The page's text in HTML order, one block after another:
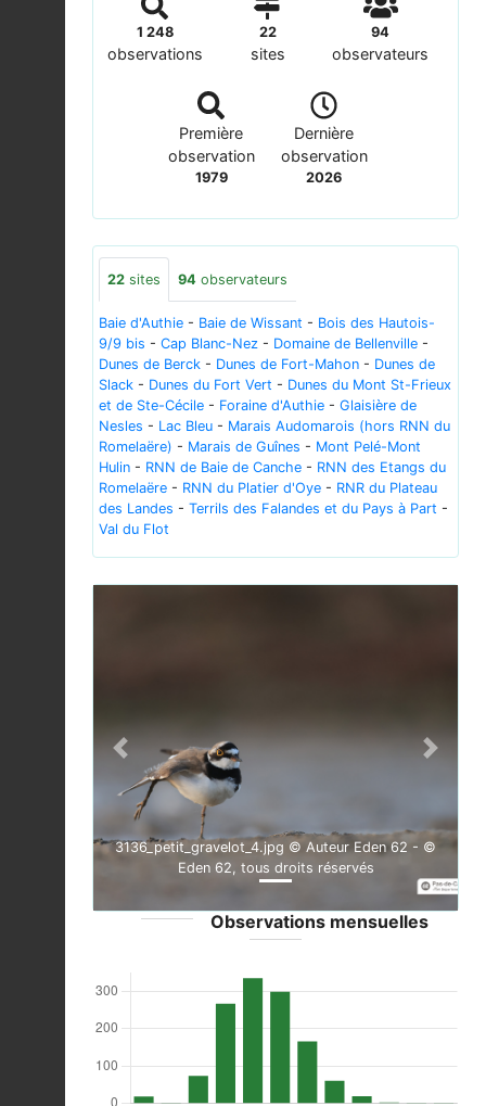
1 248
observations
22
sites
94
observateurs
Première
observation
1979
Dernière
observation
2026
22 sites 94 observateurs
Baie d'Authie - Baie de Wissant - Bois des Hautois-
9/9 bis - Cap Blanc-Nez - Domaine de Bellenville -
Dunes de Berck - Dunes de Fort-Mahon - Dunes de
Slack - Dunes du Fort Vert - Dunes du Mont St-Frieux
et de Ste-Cécile - Foraine d'Authie - Glaisière de
Nesles - Lac Bleu - Marais Audomarois (hors RNN du
Romelaëre) - Marais de Guînes - Mont Pelé-Mont
Hulin - RNN de Baie de Canche - RNN des Etangs du
Romelaëre - RNN du Platier d'Oye - RNR du Plateau
des Landes - Terrils des Falandes et du Pays à Part -
Val du Flot
3136_petit_gravelot_4.jpg © Auteur Eden 62 - ©
Eden 62, tous droits réservés
Previous Next
Observations mensuelles